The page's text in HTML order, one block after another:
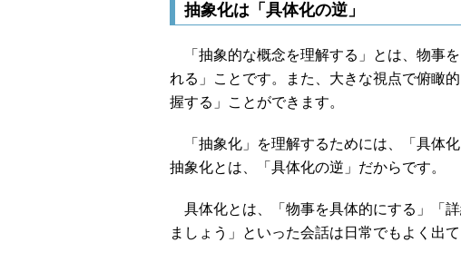
抽象化は「具体化の逆」
「抽象的な概念を理解する」とは、物事
れる」ことです。また、大きな視点で俯瞰
握する」ことができます。
「抽象化」を理解するためには、「具体
抽象化とは、「具体化の逆」だからです。
具体化とは、「物事を具体的にする」「
ましょう」といった会話は日常でもよく出